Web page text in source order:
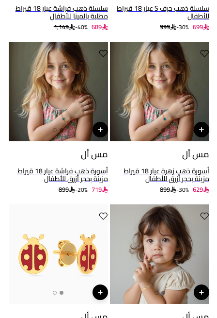
سلسلة ذهب حرف S عيار 18 قيراط
للأطفال
999 30%- 699
سلسلة ذهب فراشة عيار 18 قيراط
مطلية بالمينا للأطفال
1,149 40%- 689
مس أل
أسورة ذهب زهرة عيار 18 قيراط
مزينة بحجر أزرق للأطفال
899 30%- 629
مس أل
أسورة ذهب فراشة عيار 18 قيراط
مزينة بحجر أزرق للأطفال
899 20%- 719